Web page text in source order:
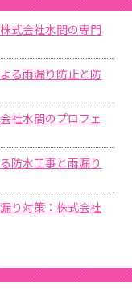
式会社水間の専門
る雨漏り防止と防
社水間のプロフェ
防水工事と雨漏り
り対策：株式会社